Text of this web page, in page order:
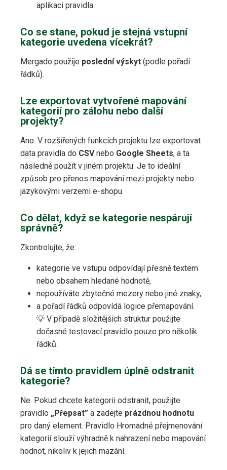
aplikaci pravidla.
Co se stane, pokud je stejná vstupní
kategorie uvedena vícekrát?
Mergado použije poslední výskyt (podle pořadí
řádků).
Lze exportovat vytvořené mapování
kategorií pro zálohu nebo další
projekty?
Ano. V rozšířených funkcích projektu lze exportovat
data pravidla do CSVnebo Google Sheets, a ta
následně použít v jiném projektu. Je to ideální
způsob pro přenos mapování mezi projekty nebo
jazykovými verzemi e-shopu.
Co dělat, když se kategorie nespárují
správně?
Zkontrolujte, že:
kategorie ve vstupu odpovídají přesně textem
nebo obsahem hledané hodnotě,
nepoužíváte zbytečné mezery nebo jiné znaky,
a pořadí řádků odpovídá logice přemapování.
💡 V případě složitějších struktur použijte
dočasné testovací pravidlo pouze pro několik
řádků.
Dá se tímto pravidlem úplně odstranit
kategorie?
Ne. Pokud chcete kategorii odstranit, použijte
pravidlo „Přepsat” a zadejte prázdnou hodnotu
pro daný element. Pravidlo Hromadné přejmenování
kategorií slouží výhradně k nahrazení nebo mapování
hodnot, nikoliv k jejich mazání.